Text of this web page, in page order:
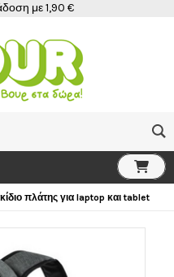
με 1,90 €
πλάτης για laptop και tablet